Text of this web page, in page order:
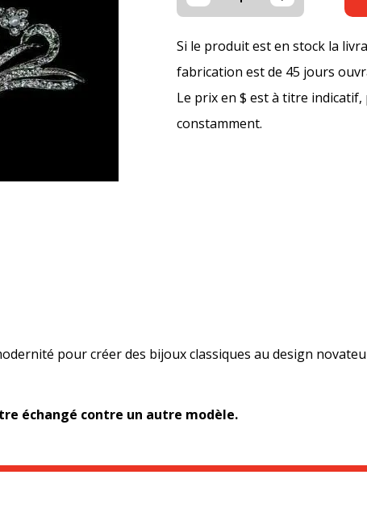
Si le produit est en stock la
fabrication est de 45 jours
Le prix en $ est à titre
constamment.
pour créer des bijoux classiques au design
échangé contre un autre modèle.